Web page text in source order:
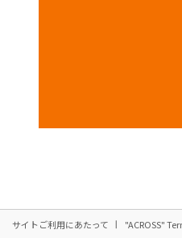
サイトご利用にあたって "ACROSS"